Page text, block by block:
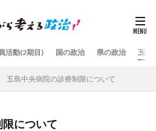
活動(2期目) 国の政治 県の政治 五島
五島中央病院の診療制限について
について